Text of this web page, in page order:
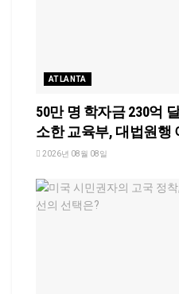
ATLANTA
50만 명 학자금 230억
소한 교육부, 대법원행
2026년 08월 08일